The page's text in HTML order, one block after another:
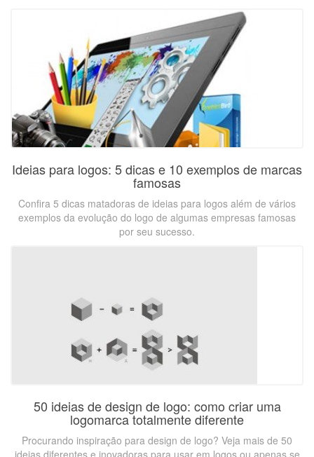
Ideias para logos: 5 dicas e 10 exemplos de marcas
famosas
Confira 5 dicas matadoras de ideias para logos além de vários
exemplos da evolução do logo de algumas empresas famosas
por seu sucesso.
50 ideias de design de logo: como criar uma
logomarca totalmente diferente
Procurando inspiração para design de logo? Veja mais de 50